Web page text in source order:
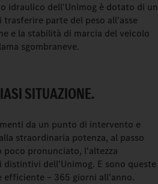
idraulico dell'Unimog è dotato di un
trasferire parte del peso all'asse
e la stabilità di marcia del veicolo
sgombraneve.
SITUAZIONE.
da un punto di intervento e
straordinaria potenza, al passo
pronunciato, l'altezza
dell'Unimog. E sono queste
– 365 giorni all'anno.